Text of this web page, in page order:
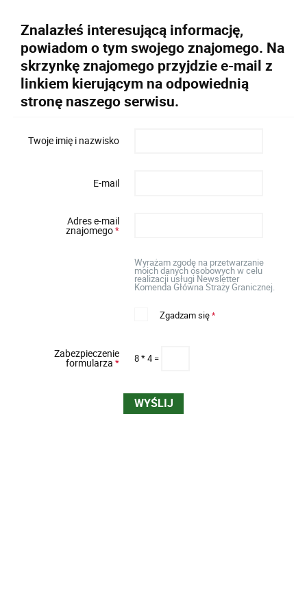
Znalazłeś interesującą informację,
powiadom o tym swojego znajomego. Na
skrzynkę znajomego przyjdzie e-mail z
linkiem kierującym na odpowiednią
stronę naszego serwisu.
Twoje imię i nazwisko
E-mail
Adres e-mail
znajomego*
Wyrażam zgodę na przetwarzanie
moich danych osobowych w celu
realizacji usługi Newsletter
Komenda Główna Straży Granicznej.
Zgadzam się*
Zabezpieczenie
formularza* 8 * 4 =